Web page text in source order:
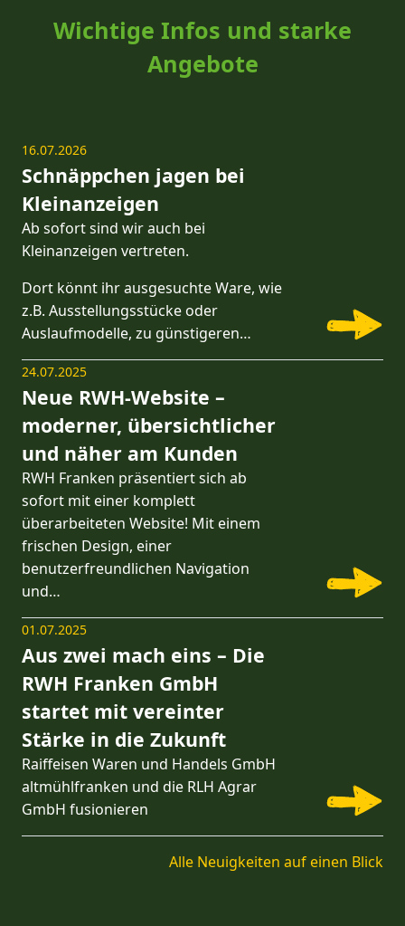
Wichtige Infos und starke
Angebote
16.07.2026
Schnäppchen jagen bei
Kleinanzeigen
Ab sofort sind wir auch bei
Kleinanzeigen vertreten.
Dort könnt ihr ausgesuchte Ware, wie
z.B. Ausstellungsstücke oder
Auslaufmodelle, zu günstigeren…
24.07.2025
Neue RWH-Website –
moderner, übersichtlicher
und näher am Kunden
RWH Franken präsentiert sich ab
sofort mit einer komplett
überarbeiteten Website! Mit einem
frischen Design, einer
benutzerfreundlichen Navigation
und…
01.07.2025
Aus zwei mach eins – Die
RWH Franken GmbH
startet mit vereinter
Stärke in die Zukunft
Raiffeisen Waren und Handels GmbH
altmühlfranken und die RLH Agrar
GmbH fusionieren
Alle Neuigkeiten auf einen Blick